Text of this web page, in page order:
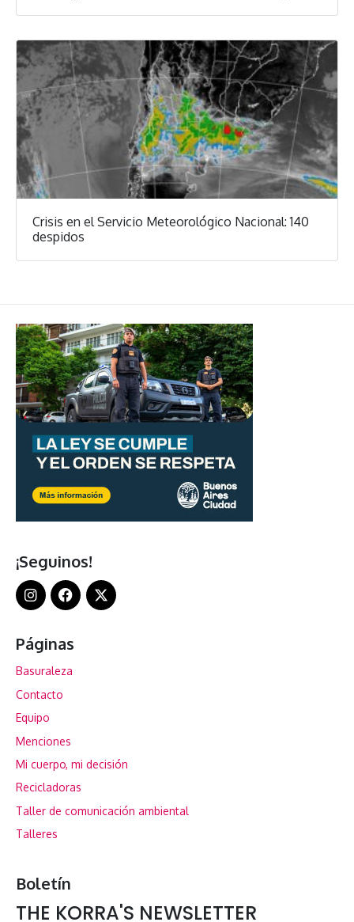
Crisis en el Servicio Meteorológico Nacional: 140
despidos
¡Seguinos!
Páginas
Basuraleza
Contacto
Equipo
Menciones
Mi cuerpo, mi decisión
Recicladoras
Taller de comunicación ambiental
Talleres
Boletín
THE KORRA'S NEWSLETTER